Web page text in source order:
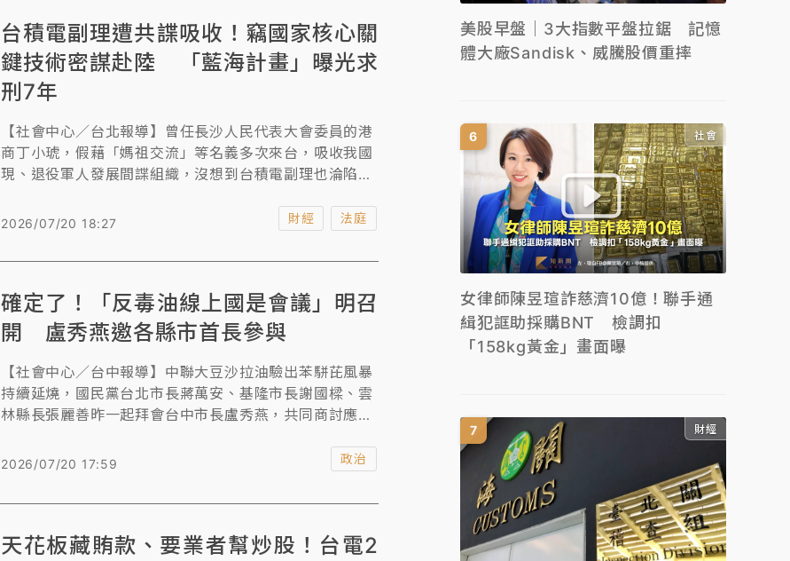
長期加班，案發前一個月加班就高達97小時，認定公司對
於勞工健康保護有過失，判公司須賠醫療費、勞動力減
損、看護費、精神慰撫金1228萬元。
台積電副理遭共諜吸收！竊國家核心關
鍵技術密謀赴陸 「藍海計畫」曝光求
刑7年
【社會中心／台北報導】曾任長沙人民代表大會委員的港
商丁小琥，假藉「媽祖交流」等名義多次來台，吸收我國
現、退役軍人發展間諜組織，沒想到台積電副理也淪陷，
台挖角半導體人才，陳男還非法重製台積電21項國家核心
電公司察覺緊急取回。高檢署今依違反《國安法》、《營
已死亡，依法不起訴。
2026/07/20 18:27 財經 法庭
確定了！「反毒油線上國是會議」明召
開 盧秀燕邀各縣市首長參與
【社會中心／台中報導】中聯大豆沙拉油驗出苯駢芘風暴
持續延燒，國民黨台北市長蔣萬安、基隆市長謝國樑、雲
林縣長張麗善昨一起拜會台中市長盧秀燕，共同商討應對
「反毒油線上國是會議」將於明天(21日)召開，盧秀燕並
品安全衛生管理法》修法等議題交換意見，並將會中所形
2026/07/20 17:59 政治
天花板藏賄款、要業者幫炒股！台電2
美股早盤｜3大指數平盤拉鋸 記憶
體大廠Sandisk、威騰股價重摔
社會
女律師陳昱瑄詐慈濟10億！聯手通
緝犯誆助採購BNT 檢調扣
「158kg黃金」畫面曝
財經